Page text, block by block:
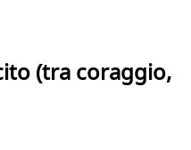
(tra coraggio,